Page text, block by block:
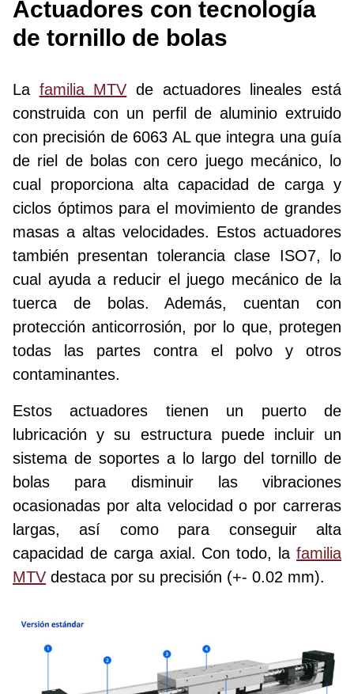
Actuadores con tecnología
de tornillo de bolas
La familia MTV de actuadores lineales está
construida con un perfil de aluminio extruido
con precisión de 6063 AL que integra una guía
de riel de bolas con cero juego mecánico, lo
cual proporciona alta capacidad de carga y
ciclos óptimos para el movimiento de grandes
masas a altas velocidades. Estos actuadores
también presentan tolerancia clase ISO7, lo
cual ayuda a reducir el juego mecánico de la
tuerca de bolas. Además, cuentan con
protección anticorrosión, por lo que, protegen
todas las partes contra el polvo y otros
contaminantes.
Estos actuadores tienen un puerto de
lubricación y su estructura puede incluir un
sistema de soportes a lo largo del tornillo de
bolas para disminuir las vibraciones
ocasionadas por alta velocidad o por carreras
largas, así como para conseguir alta
capacidad de carga axial. Con todo, la familia
MTV destaca por su precisión (+- 0.02 mm).